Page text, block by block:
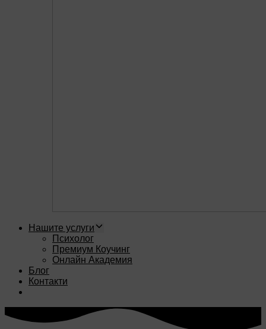
Нашите услуги
Психолог
Премиум Коучинг
Онлайн Академия
Блог
Контакти